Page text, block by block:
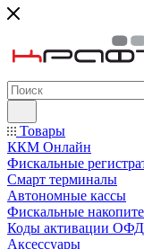
Товары
ККМ Онлайн
Фискальные
Смарт терминалы
Автономные кассы
Фискальные
Коды активации ОФД
Аксессуары